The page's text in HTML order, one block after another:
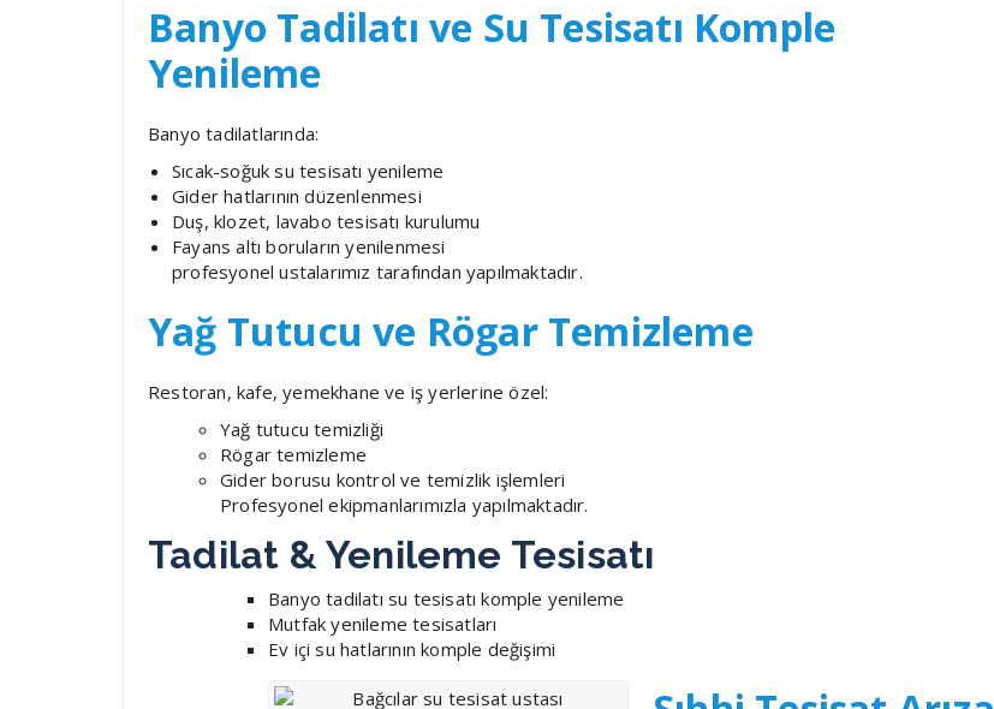
Banyo Tadilatı ve Su Tesisatı Komple
Yenileme
Banyo tadilatlarında:
Sıcak-soğuk su tesisatı yenileme
Gider hatlarının düzenlenmesi
Duş, klozet, lavabo tesisatı kurulumu
Fayans altı boruların yenilenmesi
profesyonel ustalarımız tarafından yapılmaktadır.
Yağ Tutucu ve Rögar Temizleme
Restoran, kafe, yemekhane ve iş yerlerine özel:
Yağ tutucu temizliği
Rögar temizleme
Gider borusu kontrol ve temizlik işlemleri
Profesyonel ekipmanlarımızla yapılmaktadır.
Tadilat & Yenileme Tesisatı
Banyo tadilatı su tesisatı komple yenileme
Mutfak yenileme tesisatları
Ev içi su hatlarının komple değişimi